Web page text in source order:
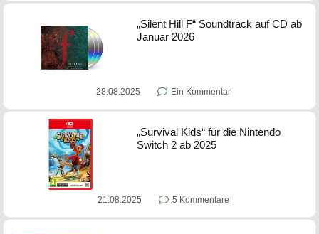
„Silent Hill F“ Soundtrack auf CD ab
Januar 2026
28.08.2025 Ein Kommentar
„Survival Kids“ für die Nintendo
Switch 2 ab 2025
21.08.2025 5 Kommentare